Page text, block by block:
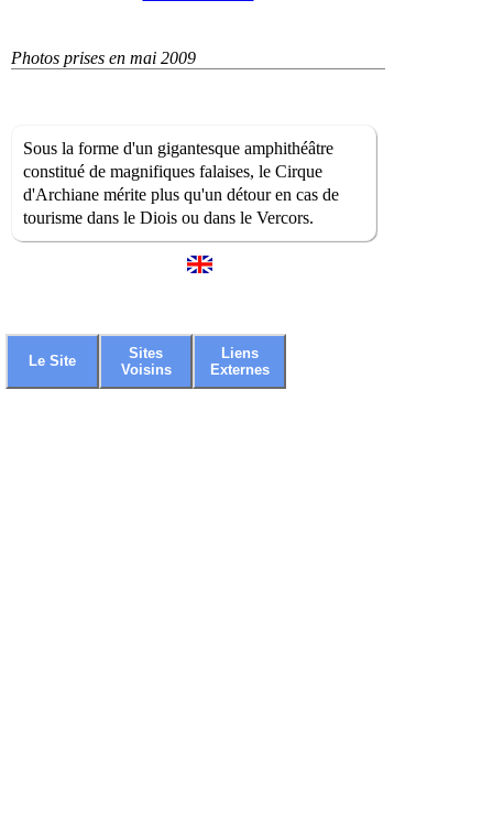
Photos prises en mai 2009
Sous la forme d'un gigantesque amphithéâtre
constitué de magnifiques falaises, le Cirque
d'Archiane mérite plus qu'un détour en cas de
tourisme dans le Diois ou dans le Vercors.
Le Site
Sites
Voisins
Liens
Externes